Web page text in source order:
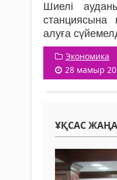
Шиелі
станциясына
алуға
Экономика
28 мамыр
ҰҚСАС